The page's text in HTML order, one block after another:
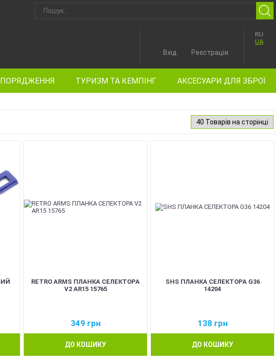
RU
UA
Вхід Реєстрація
ТУРИЗМ ТА КЕМПІНГ АКСЕСУАРИ ДЛЯ ЗБРОЇ
RETRO ARMS ПЛАНКА СЕЛЕКТОРА
V2 AR15 15765
349 грн
ДО КОШИКУ
SHS ПЛАНКА СЕЛЕКТОРА G36
14204
138 грн
ДО КОШИКУ